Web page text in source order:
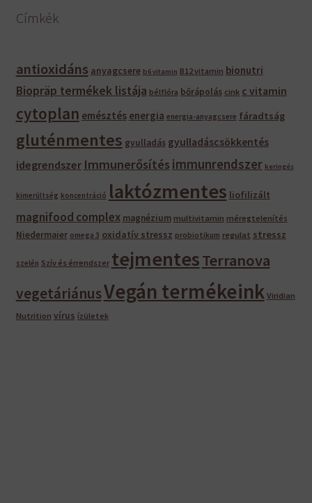
Címkék
antioxidáns anyagcsere b6 vitamin B12 vitamin bionutri
Biopräp termékek listája bélflóra bőrápolás cink c vitamin
cytoplan emésztés energia energia-anyagcsere fáradtság
gluténmentes gyulladás gyulladáscsökkentés
idegrendszer Immunerősítés immunrendszer keringés
kimerültség koncentráció laktózmentes liofilizált
magnifood complex magnézium multivitamin méregtelenítés
Niedermaier omega 3 oxidatív stressz probiotikum regulat stressz
szelén Szív és érrendszer tejmentesTerranova
vegetáriánusVegán termékeink Viridian
Nutrition vírus ízületek